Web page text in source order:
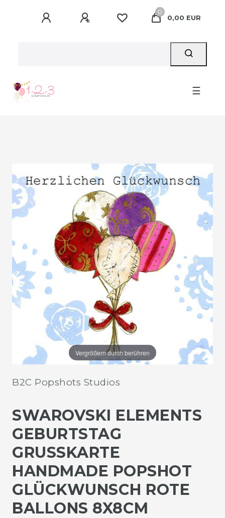
0
0,00 EUR
☰
Vergrößern durch berühren
B2C Popshots Studios
SWAROVSKI ELEMENTS
GEBURTSTAG
GRUSSKARTE H
ANDMADE POPSHOT G
LÜCKWUNSCH ROTE B
ALLONS 8X8CM